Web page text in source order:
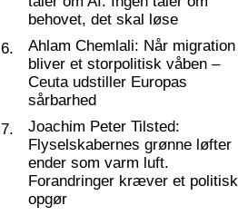
behovet, det skal løse
6.
Ahlam Chemlali: Når migration
bliver et storpolitisk våben –
Ceuta udstiller Europas
sårbarhed
7.
Joachim Peter Tilsted:
Flyselskabernes grønne løfter
ender som varm luft.
Forandringer kræver et politisk
opgør